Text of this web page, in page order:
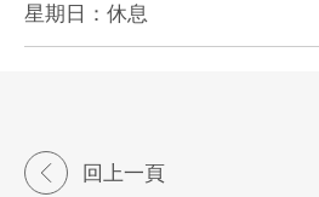
星期日：休息
回上一頁